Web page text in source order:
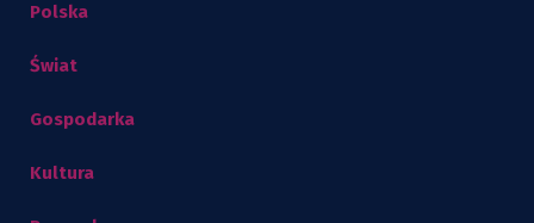
Polska
Świat
Gospodarka
Kultura